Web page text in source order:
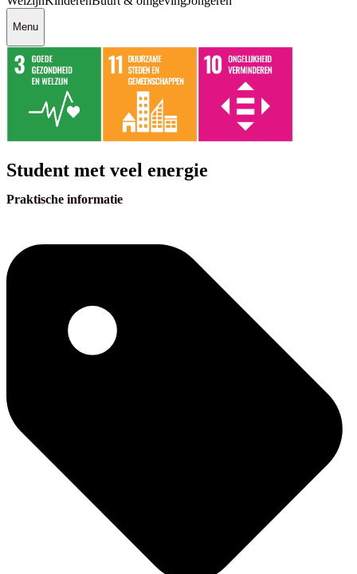
Menu
Student met veel energie
Praktische informatie